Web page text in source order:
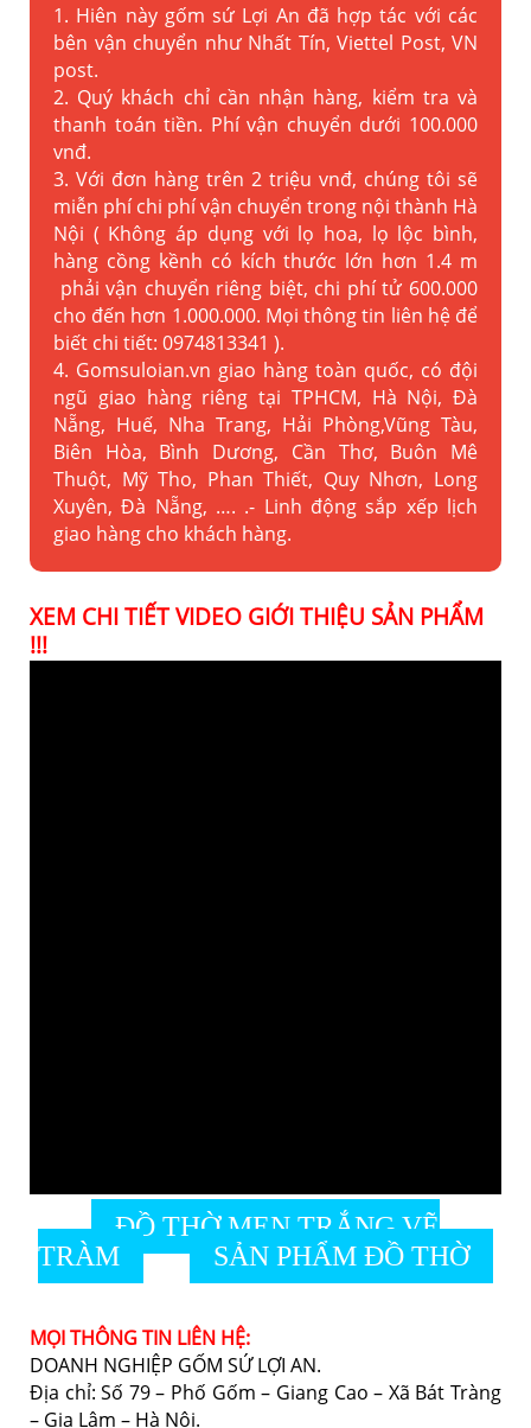
1. Hiên này gốm sứ Lợi An đã hợp tác với các
bên vận chuyển như Nhất Tín, Viettel Post, VN
post.
2. Quý khách chỉ cần nhận hàng, kiểm tra và
thanh toán tiền. Phí vận chuyển dưới 100.000
vnđ.
3. Với đơn hàng trên 2 triệu vnđ, chúng tôi sẽ
miễn phí chi phí vận chuyển trong nội thành Hà
Nội ( Không áp dụng với lọ hoa, lọ lộc bình,
hàng cồng kềnh có kích thước lớn hơn 1.4 m
phải vận chuyển riêng biệt, chi phí tử 600.000
cho đến hơn 1.000.000. Mọi thông tin liên hệ để
biết chi tiết: 0974813341 ).
4. Gomsuloian.vn giao hàng toàn quốc, có đội
ngũ giao hàng riêng tại TPHCM, Hà Nội, Đà
Nẵng, Huế, Nha Trang, Hải Phòng,Vũng Tàu,
Biên Hòa, Bình Dương, Cần Thơ, Buôn Mê
Thuột, Mỹ Tho, Phan Thiết, Quy Nhơn, Long
Xuyên, Đà Nẵng, …. .- Linh động sắp xếp lịch
giao hàng cho khách hàng.
XEM CHI TIẾT VIDEO GIỚI THIỆU SẢN PHẨM
!!!
ĐỒ THỜ MEN TRẮNG VẼ
TRÀM
SẢN PHẨM ĐỒ THỜ
MỌI THÔNG TIN LIÊN HỆ:
DOANH NGHIỆP GỐM SỨ LỢI AN.
Địa chỉ: Số 79 – Phố Gốm – Giang Cao – Xã Bát Tràng
– Gia Lâm – Hà Nội.